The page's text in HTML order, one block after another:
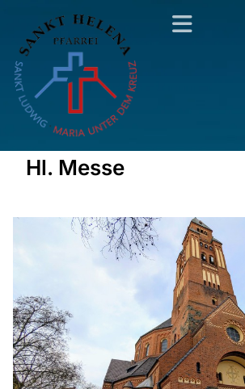
Hl. Messe